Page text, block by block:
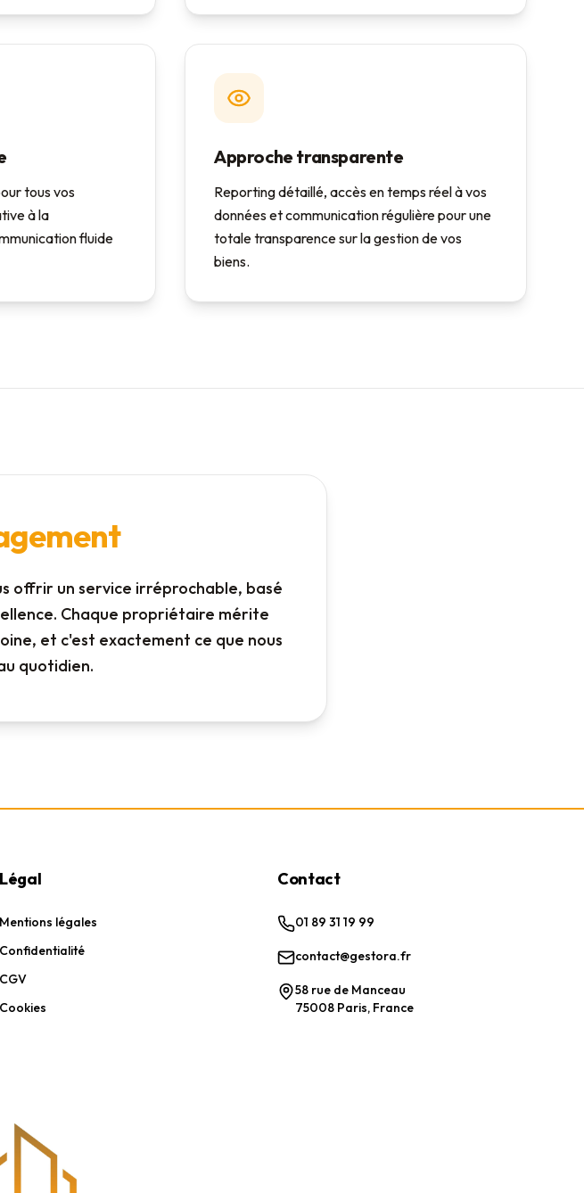
tous vos
à la
fluide
Approche transparente
Reporting détaillé, accès en temps réel à vos
données et communication régulière pour une
totale transparence sur la gestion de vos
biens.
offrir un service irréprochable, basé
Chaque propriétaire mérite
et c'est exactement ce que nous
quotidien.
Légal
Mentions légales
Confidentialité
CGV
Cookies
Contact
01 89 31 19 99
contact@gestora.fr
58 rue de Manceau
75008 Paris, France